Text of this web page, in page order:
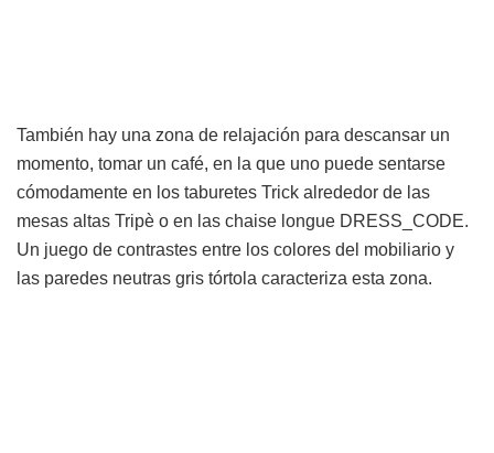
También hay una zona de relajación para descansar un
momento, tomar un café, en la que uno puede sentarse
cómodamente en los taburetes Trick alrededor de las
mesas altas Tripè o en las chaise longue DRESS_CODE.
Un juego de contrastes entre los colores del mobiliario y
las paredes neutras gris tórtola caracteriza esta zona.